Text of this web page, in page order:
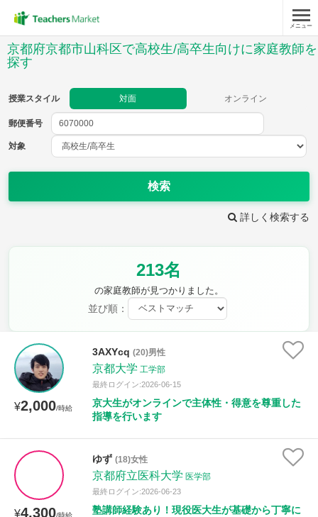
メニュー
京都府京都市山科区で高校生/高卒生向けに家庭教師を
探す
授業スタイル 対面 オンライン
郵便番号
対象
検索
詳しく検索する
213名
の家庭教師が見つかりました。
並び順：
¥2,000/時給
3AXYcq (20)男性
京都大学 工学部
最終ログイン:2026-06-15
京大生がオンラインで主体性・得意を尊重した
指導を行います
¥4,300/時給
ゆず (18)女性
京都府立医科大学 医学部
最終ログイン:2026-06-23
塾講師経験あり！現役医大生が基礎から丁寧に
郵便番号
英語(リスニング)
数学A 数学B 数学C 現代文
世界史 日本史 地理
政治経済 小論文 美術
保健体育 情報
時給：¥1,000 ～ ¥10,000
授業可能日